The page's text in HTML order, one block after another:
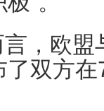
，欧盟
了双方